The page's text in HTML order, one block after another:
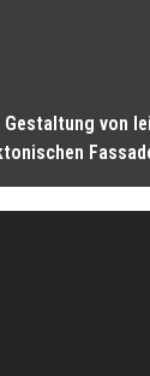
von